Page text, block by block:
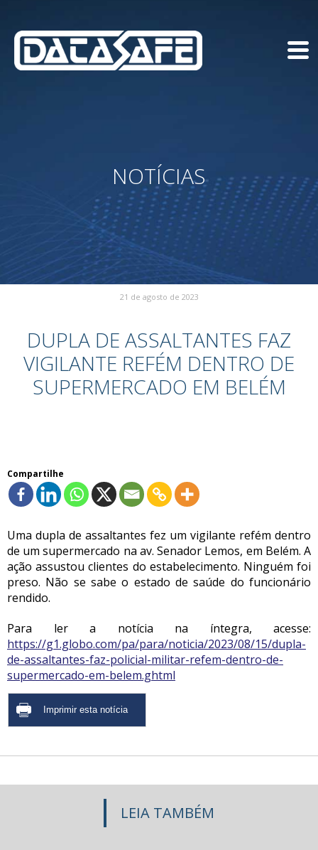
NOTÍCIAS
21 de agosto de 2023
DUPLA DE ASSALTANTES FAZ
VIGILANTE REFÉM DENTRO DE
SUPERMERCADO EM BELÉM
Compartilhe
Uma dupla de assaltantes fez um vigilante refém dentro
de um supermercado na av. Senador Lemos, em Belém. A
ação assustou clientes do estabelecimento. Ninguém foi
preso. Não se sabe o estado de saúde do funcionário
rendido.
Para ler a notícia na íntegra, acesse:
https://g1.globo.com/pa/para/noticia/2023/08/15/dupla-
de-assaltantes-faz-policial-militar-refem-dentro-de-
supermercado-em-belem.ghtml
LEIA TAMBÉM